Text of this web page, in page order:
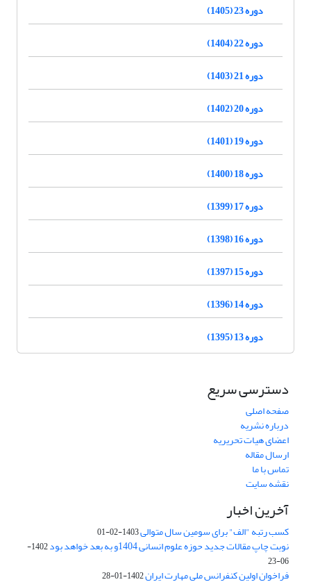
دوره 23 (1405)
دوره 22 (1404)
دوره 21 (1403)
دوره 20 (1402)
دوره 19 (1401)
دوره 18 (1400)
دوره 17 (1399)
دوره 16 (1398)
دوره 15 (1397)
دوره 14 (1396)
دوره 13 (1395)
دسترسی سریع
صفحه اصلی
درباره نشریه
اعضای هیات تحریریه
ارسال مقاله
تماس با ما
نقشه سایت
آخرین اخبار
کسب رتبه "الف" برای سومین سال متوالی1403-02-01
نوبت چاپ مقالات جدید حوزه علوم انسانی 1404و به بعد خواهد بود
1402-
06-23
فراخوان اولین کنفرانس ملی مهارت ایران1402-01-28